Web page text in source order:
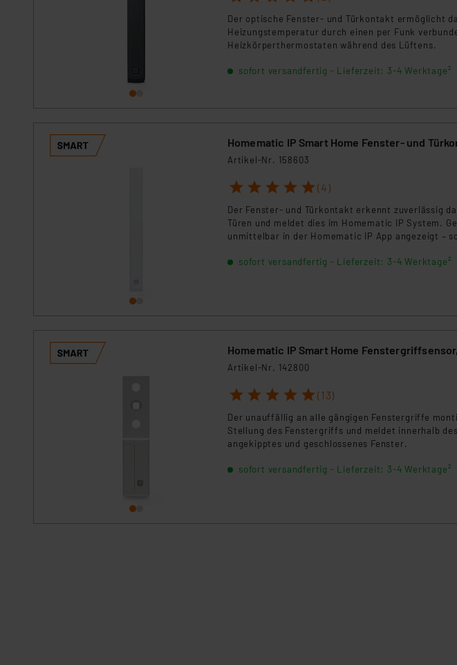
Kommission sowie einer eigenen Beurteilung der mit der
Daten, verbundenen Risiken.“
Impressum| Datenschutzerklärung
Der optische Fenster- und Türkontakt ermöglicht
Heizungstemperatur durch einen per Funk
Heizkörperthermostaten während des Lüftens.
sofort versandfertig - Lieferzeit: 3-4 Werktage²
Homematic IP Smart Home Fenster- und
Artikel-Nr. 158603
1 2 3 4 5 (4)
Der Fenster- und Türkontakt erkennt zuverlässig
Türen und meldet dies im Homematic IP System.
unmittelbar in der Homematic IP App angezeigt –
besonders lange Batterielebensdauer von typ. 7
sofort versandfertig - Lieferzeit: 3-4 Werktage²
Homematic IP Smart Home
Artikel-Nr. 142800
1 2 3 4 5 (13)
Der unauffällig an alle gängigen Fenstergriffe
Stellung des Fenstergriffs und meldet innerhalb
angekipptes und geschlossenes Fenster.
sofort versandfertig - Lieferzeit: 3-4 Werktage²